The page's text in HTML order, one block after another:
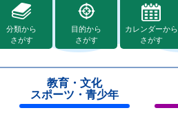
分類から
さがす
目的から
さがす
カレンダーから
さがす
教育・文化
スポーツ・青少年